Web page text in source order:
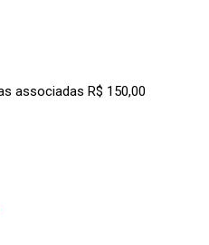
associadas R$ 150,00